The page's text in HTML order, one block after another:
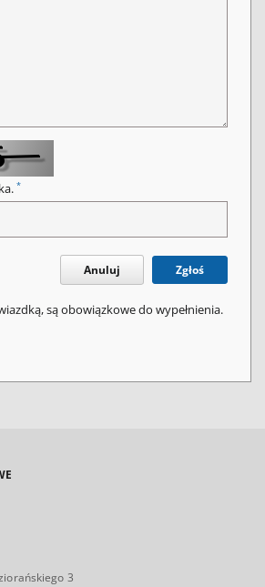
*
Anuluj Zgłoś
są obowiązkowe do wypełnienia.
3